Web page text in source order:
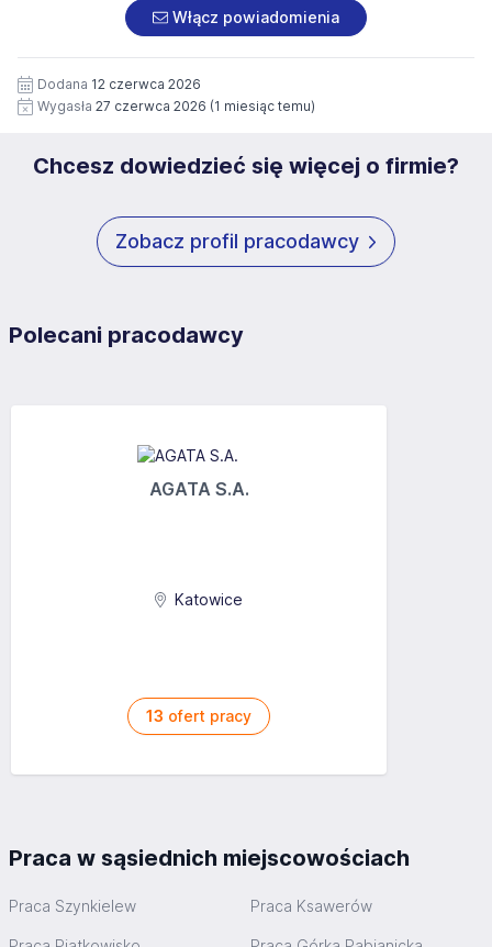
pod numerem 33 816 64 09 lub pisemnie na adres
siedziby administratora.
https://www.workprofit.pl/klauzula-informacyjna.html
załączonych dokumentach aplikacyjnych (w tym
wizerunku), na potrzeby przyszłych rekrutacji przez okres
12 miesięcy. Zgoda jest dobrowolna i może być w każdym
czasie wycofana.
Włącz powiadomienia
Dodana 12 czerwca 2026
Wygasła 27 czerwca 2026 (1 miesiąc temu)
Chcesz dowiedzieć się więcej o firmie?
Zobacz profil pracodawcy
Polecani pracodawcy
AGATA S.A.
Katowice
13 ofert pracy
Praca w sąsiednich miejscowościach
Praca Szynkielew Praca Ksawerów